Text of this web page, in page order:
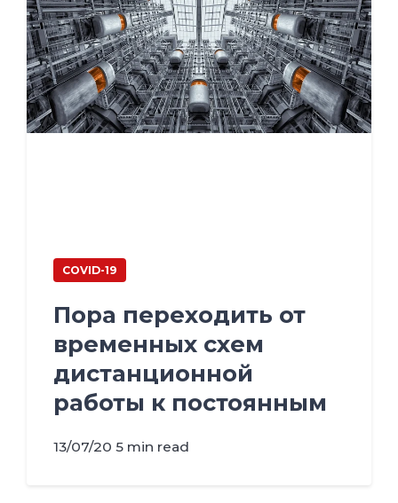
COVID-19
Пора переходить от
временных схем
дистанционной
работы к постоянным
13/07/20 5 min read